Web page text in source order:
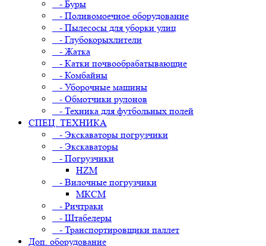
- Буры
- Поливомоечное оборудование
- Пылесосы для уборки улиц
- Глубокорыхлители
- Жатка
- Катки почвообрабатывающие
- Комбайны
- Уборочные машины
- Обмотчики рулонов
- Техника для футбольных полей
СПЕЦ. ТЕХНИКА
- Экскаваторы погрузчики
- Экскаваторы
- Погрузчики
HZM
- Вилочные погрузчики
МКСМ
- Ричтраки
- Штабелеры
- Транспортировщики паллет
Доп. оборудование